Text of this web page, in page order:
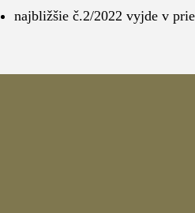
najbližšie č.2/2022 vyjde v